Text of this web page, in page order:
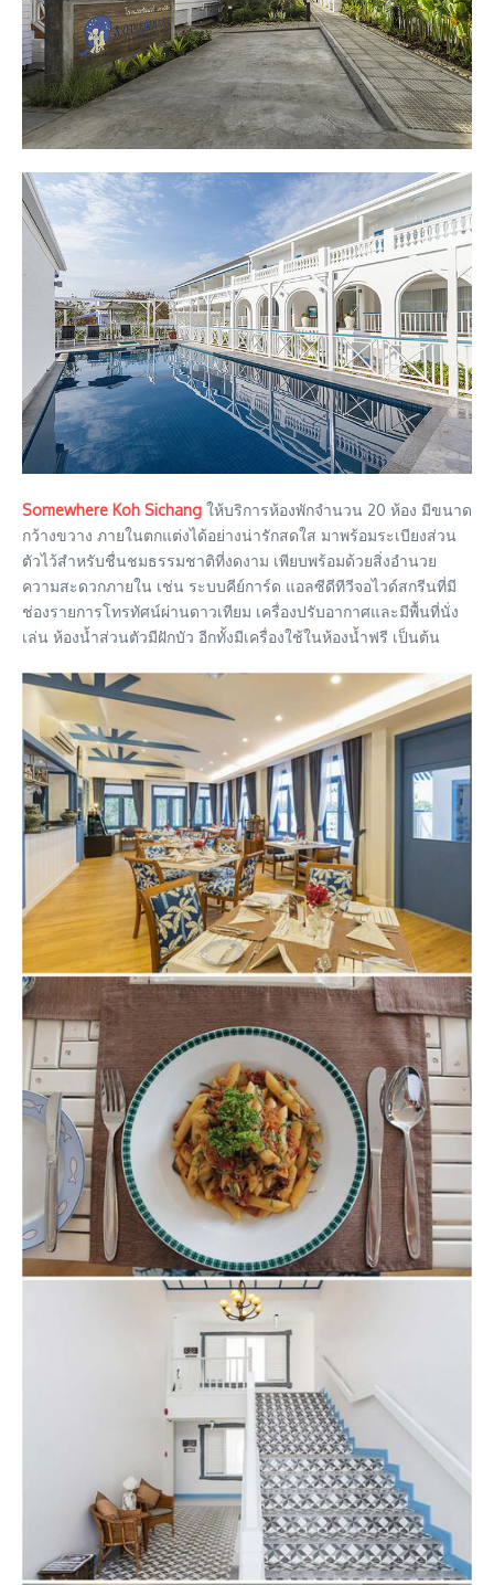
Somewhere Koh Sichang ให้บริการห้องพักจำนวน 20 ห้อง มีขนาด
กว้างขวาง ภายในตกแต่งได้อย่างน่ารักสดใส มาพร้อมระเบียงส่วน
ตัวไว้สำหรับชื่นชมธรรมชาติที่งดงาม เพียบพร้อมด้วยสิ่งอำนวย
ความสะดวกภายใน เช่น ระบบคีย์การ์ด แอลซีดีทีวีจอไวด์สกรีนที่มี
ช่องรายการโทรทัศน์ผ่านดาวเทียม เครื่องปรับอากาศและมีพื้นที่นั่ง
เล่น ห้องน้ำส่วนตัวมีฝักบัว อีกทั้งมีเครื่องใช้ในห้องน้ำฟรี เป็นต้น